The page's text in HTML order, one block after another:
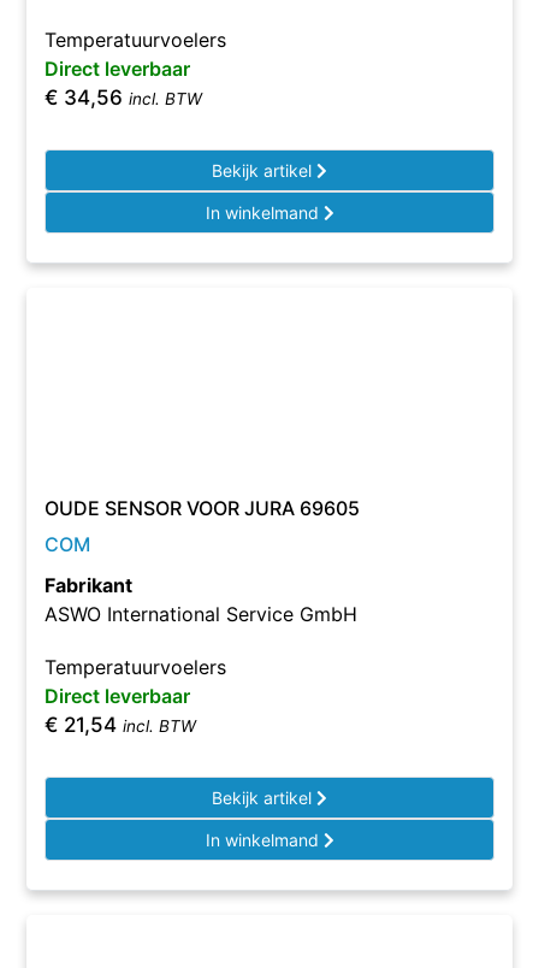
Temperatuurvoelers
Direct leverbaar
€ 34,56 incl. BTW
Bekijk artikel
In winkelmand
OUDE SENSOR VOOR JURA 69605
COM
Fabrikant
ASWO International Service GmbH
Temperatuurvoelers
Direct leverbaar
€ 21,54 incl. BTW
Bekijk artikel
In winkelmand